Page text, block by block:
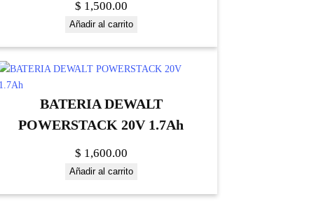
$ 1,500.00
Añadir al carrito
BATERIA DEWALT
POWERSTACK 20V 1.7Ah
$ 1,600.00
Añadir al carrito